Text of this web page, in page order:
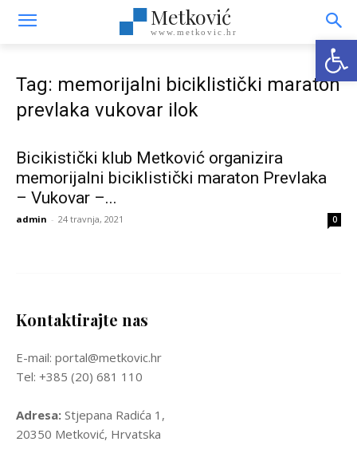
Metković
www.metkovic.hr
Tag: memorijalni biciklistički maraton
prevlaka vukovar ilok
Bicikistički klub Metković organizira
memorijalni biciklistički maraton Prevlaka
– Vukovar –...
admin - 24 travnja, 2021 0
Kontaktirajte nas
E-mail: portal@metkovic.hr
Tel: +385 (20) 681 110
Adresa: Stjepana Radića 1,
20350 Metković, Hrvatska